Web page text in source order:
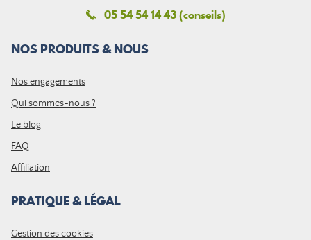
05 54 54 14 43 (conseils)
NOS PRODUITS & NOUS
Nos engagements
Qui sommes-nous ?
Le blog
FAQ
Affiliation
PRATIQUE & LÉGAL
Gestion des cookies